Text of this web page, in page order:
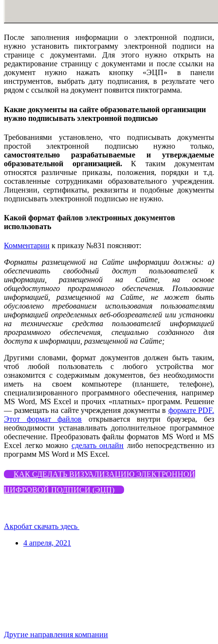
После заполнения информации о электронной подписи,
нужно установить пиктограмму электронной подписи на
странице с документами. Для этого нужно открыть на
редактирование страницу с документами и после ссылки на
документ нужно нажать кнопку «ЭЦП» в панели
инструментов, выбрать дату подписания, в результате чего
рядом с ссылкой на документ появится пиктограмма.
Какие документы на сайте образовательной организации
нужно подписывать электронной подписью
Требованиями установлено, что подписывать документы
простой электронной подписью нужно только,
самостоятельно разрабатываемые и утверждаемые
образовательной организацией. К таким документам
относятся различные приказы, положения, порядки и т.д.
составленные сотрудниками образовательного учреждения.
Лицензии, сертификаты, реквизиты и подобные документы
подписывать электронной подписью не нужно.
Какой формат файлов электронных документов
использовать
Комментарии к приказу №831 поясняют:
Форматы размещенной на Сайте информации должны: а)
обеспечивать свободный доступ пользователей к
информации, размещенной на Сайте, на основе
общедоступного программного обеспечения. Пользование
информацией, размещенной на Сайте, не может быть
обусловлено требованием использования пользователями
информацией определенных веб-обозревателей или установки
на технические средства пользователей информацией
программного обеспечения, специально созданного для
доступа к информации, размещенной на Сайте;
Другими словами, формат документов должен быть таким,
чтоб любой пользователь с любого устройства мог
ознакомится с содержимым документов, без необходимости
иметь на своем компьютере (планшете, телефоне),
специализированного программного обеспечения, например
MS Word, MS Excel и прочих «платных» программ. Решение
— размещать на сайте учреждения документы в формате PDF.
Этот формат файлов открывается внутри браузера, без
необходимости устанавливать дополнительное программное
обеспечение. Преобразовать файлы форматов MS Word и MS
Excel легко можно сделать онлайн либо непосредственно из
программ MS Word и MS Excel.
КАК СДЕЛАТЬ ВИЗУАЛИЗАЦИЮ ЭЛЕКТРОННОЙ
ЦИФРОВОЙ ПОДПИСИ (ЭЦП)
Акробат скачать здесь
4 апреля, 2021
Другие направления компании